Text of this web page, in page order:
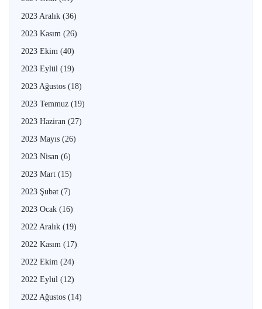
2023 Aralık (36)
2023 Kasım (26)
2023 Ekim (40)
2023 Eylül (19)
2023 Ağustos (18)
2023 Temmuz (19)
2023 Haziran (27)
2023 Mayıs (26)
2023 Nisan (6)
2023 Mart (15)
2023 Şubat (7)
2023 Ocak (16)
2022 Aralık (19)
2022 Kasım (17)
2022 Ekim (24)
2022 Eylül (12)
2022 Ağustos (14)